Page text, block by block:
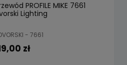
PROFILE MIKE 7661
Lighting
- 7661
zł